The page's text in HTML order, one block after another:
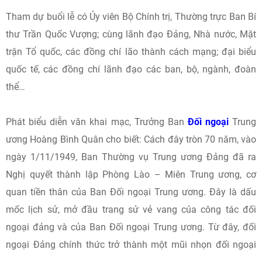
Tham dự buổi lễ có Ủy viên Bộ Chính trị, Thường trực Ban Bí
thư Trần Quốc Vượng; cùng lãnh đạo Đảng, Nhà nước, Mặt
trận Tổ quốc, các đồng chí lão thành cách mạng; đại biểu
quốc tế, các đồng chí lãnh đạo các ban, bộ, ngành, đoàn
thể…
Phát biểu diễn văn khai mạc, Trưởng BanĐối ngoạiTrung
ương Hoàng Bình Quân cho biết: Cách đây tròn 70 năm, vào
ngày 1/11/1949, Ban Thường vụ Trung ương Đảng đã ra
Nghị quyết thành lập Phòng Lào – Miên Trung ương, cơ
quan tiền thân của Ban Đối ngoại Trung ương. Đây là dấu
mốc lịch sử, mở đầu trang sử vẻ vang của công tác đối
ngoại đảng và của Ban Đối ngoại Trung ương. Từ đây, đối
ngoại Đảng chính thức trở thành một mũi nhọn đối ngoại